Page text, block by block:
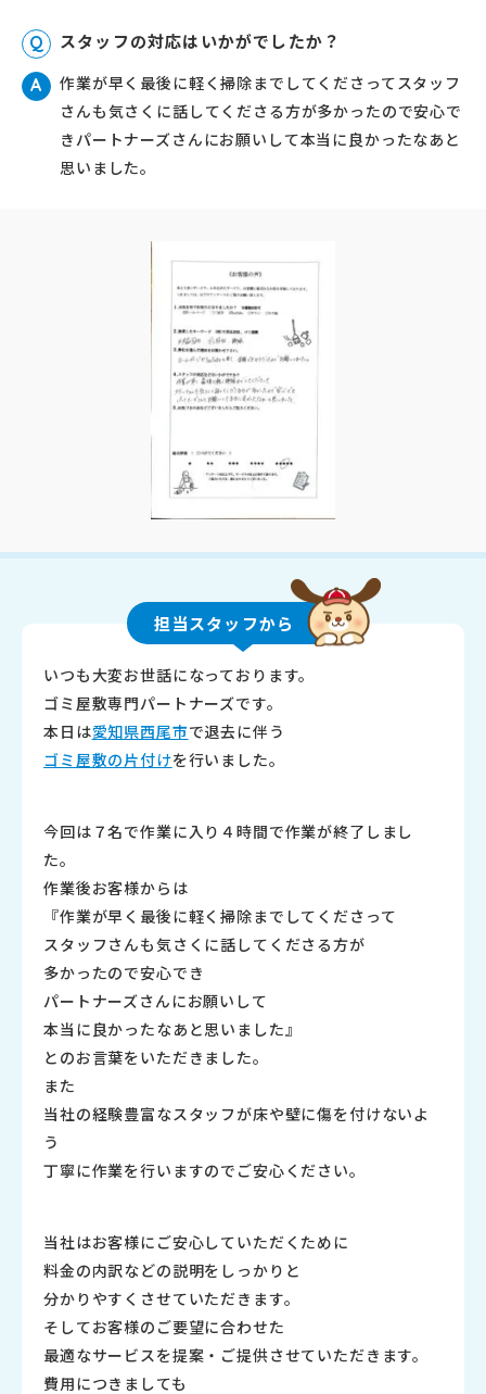
Q スタッフの対応はいかがでしたか？
A
作業が早く最後に軽く掃除までしてくださってスタッフ
さんも気さくに話してくださる方が多かったので安心で
きパートナーズさんにお願いして本当に良かったなあと
思いました。
担当スタッフから
いつも大変お世話になっております。
ゴミ屋敷専門パートナーズです。
本日は愛知県西尾市で退去に伴う
ゴミ屋敷の片付けを行いました。
今回は７名で作業に入り４時間で作業が終了しまし
た。
作業後お客様からは
『作業が早く最後に軽く掃除までしてくださって
スタッフさんも気さくに話してくださる方が
多かったので安心でき
パートナーズさんにお願いして
本当に良かったなあと思いました』
とのお言葉をいただきました。
また
当社の経験豊富なスタッフが床や壁に傷を付けないよ
う
丁寧に作業を行いますのでご安心ください。
当社はお客様にご安心していただくために
料金の内訳などの説明をしっかりと
分かりやすくさせていただきます。
そしてお客様のご要望に合わせた
最適なサービスを提案・ご提供させていただきます。
費用につきましても